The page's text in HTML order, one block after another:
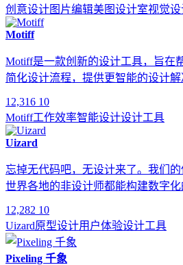
创意设计图片编辑美图设计室视觉设
Motiff
Motiff是一款创新的设计工具，旨在
简化设计流程，提供更智能的设计解
12,316 10
Motiff工作效率智能设计设计工具
Uizard
忘掉无代码吧，无设计来了。我们
世界各地的非设计师都能构建数字化
12,282 10
Uizard原型设计用户体验设计工具
Pixeling 千象